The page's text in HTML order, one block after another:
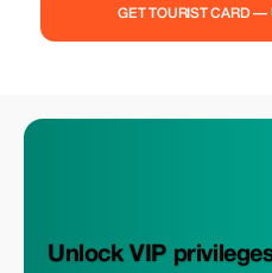
GET TOURIST CARD —
Unlock VIP